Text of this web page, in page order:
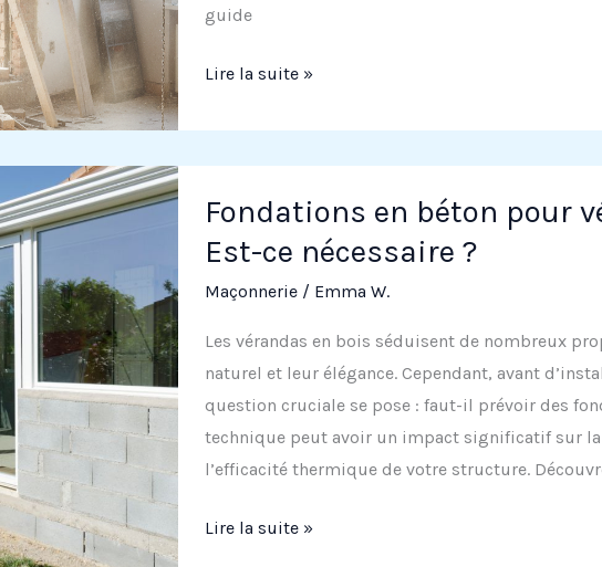
guide
Fixation
IPN
:
Guide
Lire la suite »
Fondations en béton pour
Est-ce nécessaire ?
Maçonnerie / Emma W.
Les vérandas en bois séduisent de nombreux
naturel et leur élégance. Cependant, avant
question cruciale se pose : faut-il prévoir des
technique peut avoir un impact significatif sur
l’efficacité thermique de votre structure.
Fondations
Lire la suite »